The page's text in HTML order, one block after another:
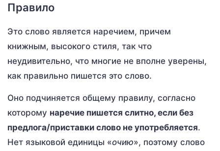
Правило
Это слово является наречием, причем
книжным, высокого стиля, так что
неудивительно, что многие не вполне уверены,
как правильно пишется это слово.
Оно подчиняется общему правилу, согласно
которому наречие пишется слитно, если без
предлога/приставки слово не употребляется.
Нет языковой единицы «очию», поэтому слово